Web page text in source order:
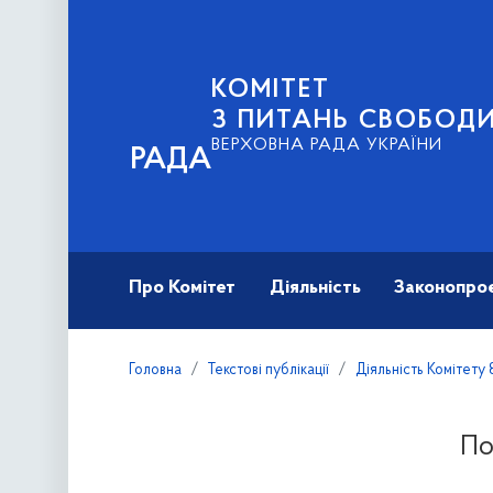
РАДА
КОМІТЕТ
З ПИТАНЬ
ВЕРХОВНА РАДА УКРАЇНИ
Про Комітет Діяльність
Головна Текстові публікації Діяльність Комітету